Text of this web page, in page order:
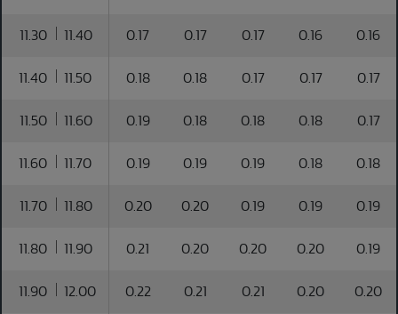
11.30 11.40 0.17 0.17 0.17 0.16 0.16
11.40 11.50 0.18 0.18 0.17 0.17 0.17
11.50 11.60 0.19 0.18 0.18 0.18 0.17
11.60 11.70 0.19 0.19 0.19 0.18 0.18
11.70 11.80 0.20 0.20 0.19 0.19 0.19
11.80 11.90 0.21 0.20 0.20 0.20 0.19
11.90 12.00 0.22 0.21 0.21 0.20 0.20